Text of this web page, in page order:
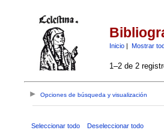
Inicio| Mostrar
1–2 de 2
Opciones de búsqueda y visualización
Seleccionar todo Deseleccionar todo